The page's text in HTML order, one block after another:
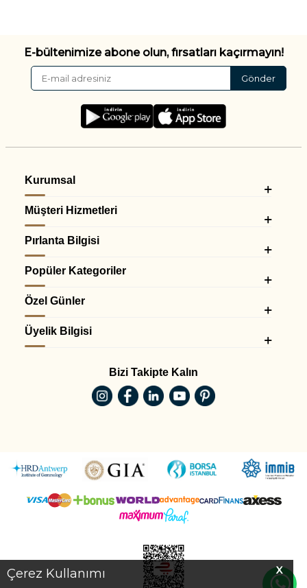
X
Çerez Kullanımı
E-bültenimize abone olun, fırsatları kaçırmayın!
Gönder
Kurumsal
Müşteri Hizmetleri
Pırlanta Bilgisi
Popüler Kategoriler
Özel Günler
Üyelik Bilgisi
Bizi Takipte Kalın